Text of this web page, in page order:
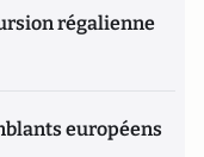
régalienne
européens